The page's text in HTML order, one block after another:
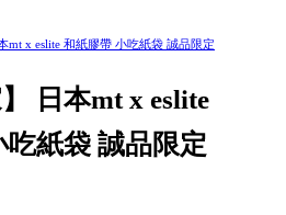
mt x eslite 和紙膠帶 小吃紙袋 誠品限定
】 日本mt x eslite
吃紙袋 誠品限定